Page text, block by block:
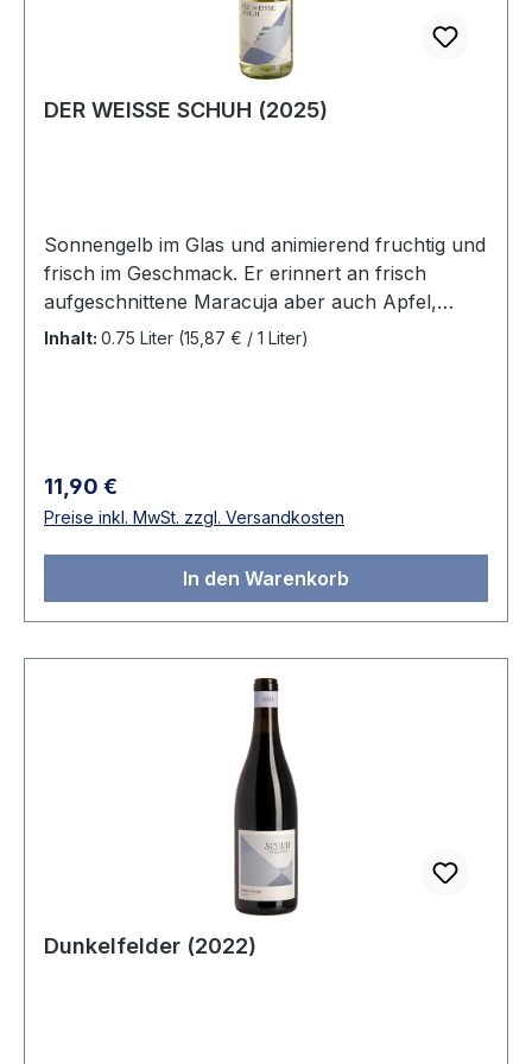
DER WEISSE SCHUH (2025)
Sonnengelb im Glas und animierend fruchtig und
frisch im Geschmack. Er erinnert an frisch
aufgeschnittene Maracuja aber auch Apfel,
Pfirsich und Honigmelone. Ein gut abgestimmtes
Picknick im Grünen.
Inhalt: 0.75 Liter (15,87 € / 1 Liter)
Regulärer Preis:
11,90 €
Preise inkl. MwSt. zzgl. Versandkosten
In den Warenkorb
Dunkelfelder (2022)